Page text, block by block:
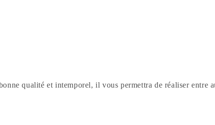
qualité et intemporel, il vous permettra de réaliser entre